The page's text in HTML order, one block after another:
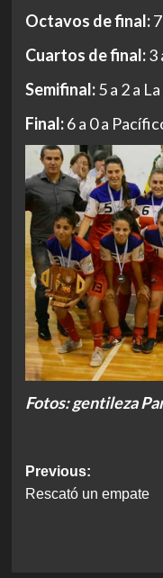
Octavos de final:7
Cuartos de final:3
Semifinal:5 a 2 a La
Final:6 a 0 a
Fotos: gentileza
Post
navigation
Previous:
Rescató un empate